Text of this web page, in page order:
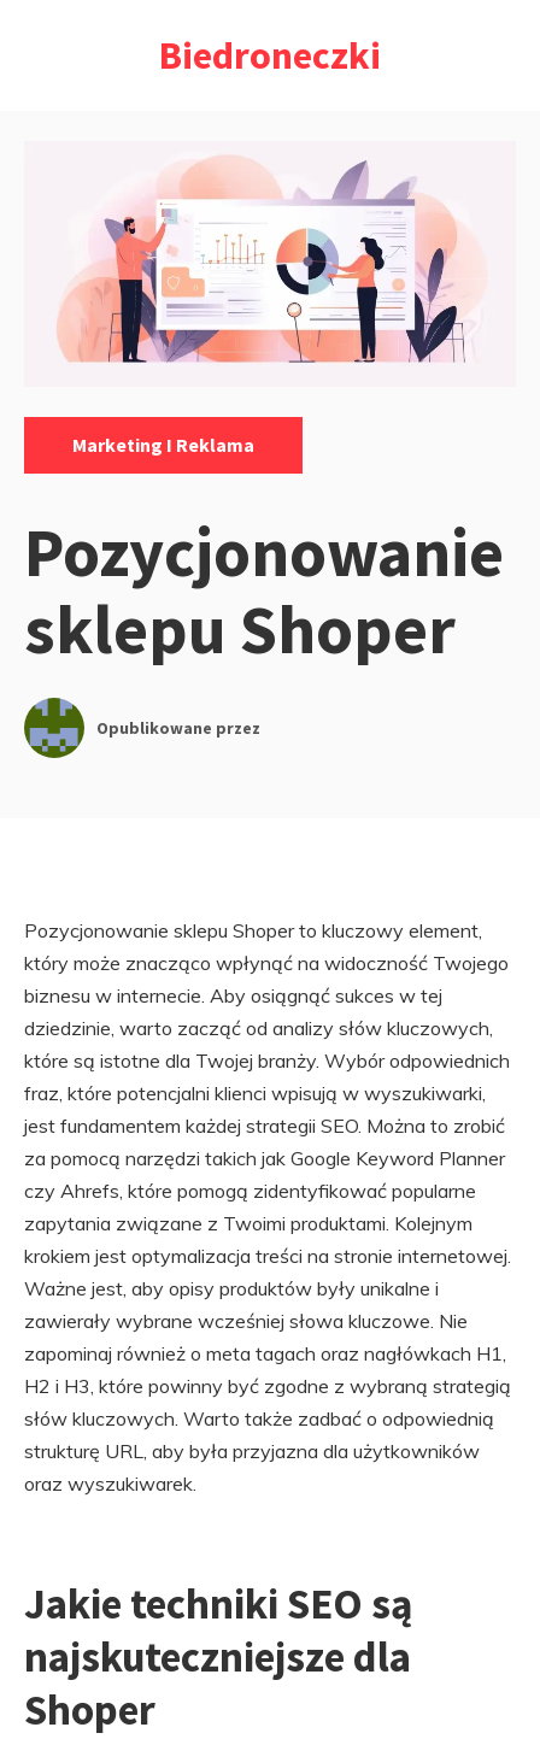
Biedroneczki
Marketing I Reklama
Pozycjonowanie
sklepu Shoper
Opublikowane przez
Pozycjonowanie sklepu Shoper to kluczowy element,
który może znacząco wpłynąć na widoczność Twojego
biznesu w internecie. Aby osiągnąć sukces w tej
dziedzinie, warto zacząć od analizy słów kluczowych,
które są istotne dla Twojej branży. Wybór odpowiednich
fraz, które potencjalni klienci wpisują w wyszukiwarki,
jest fundamentem każdej strategii SEO. Można to zrobić
za pomocą narzędzi takich jak Google Keyword Planner
czy Ahrefs, które pomogą zidentyfikować popularne
zapytania związane z Twoimi produktami. Kolejnym
krokiem jest optymalizacja treści na stronie internetowej.
Ważne jest, aby opisy produktów były unikalne i
zawierały wybrane wcześniej słowa kluczowe. Nie
zapominaj również o meta tagach oraz nagłówkach H1,
H2 i H3, które powinny być zgodne z wybraną strategią
słów kluczowych. Warto także zadbać o odpowiednią
strukturę URL, aby była przyjazna dla użytkowników
oraz wyszukiwarek.
Jakie techniki SEO są
najskuteczniejsze dla
Shoper